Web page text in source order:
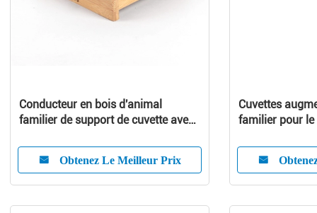
Conducteur en bois d'animal
familier de support de cuvette avec
Obtenez Le Meilleur Prix
Cuvettes
familier pour le
bambou de